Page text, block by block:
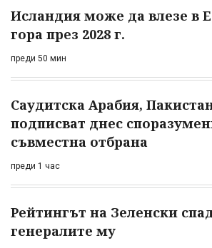
Исландия може да влезе в
гора през 2028 г.
преди 50 мин
Саудитска Арабия,
подписват днес
съвместна отбрана
преди 1 час
Рейтингът на Зеленски
генералите му